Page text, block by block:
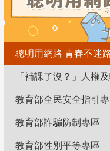
聰明用網路 青春不迷
「補課了沒？」人權
教育部全民安全指引
教育部詐騙防制專區
教育部性別平等專區